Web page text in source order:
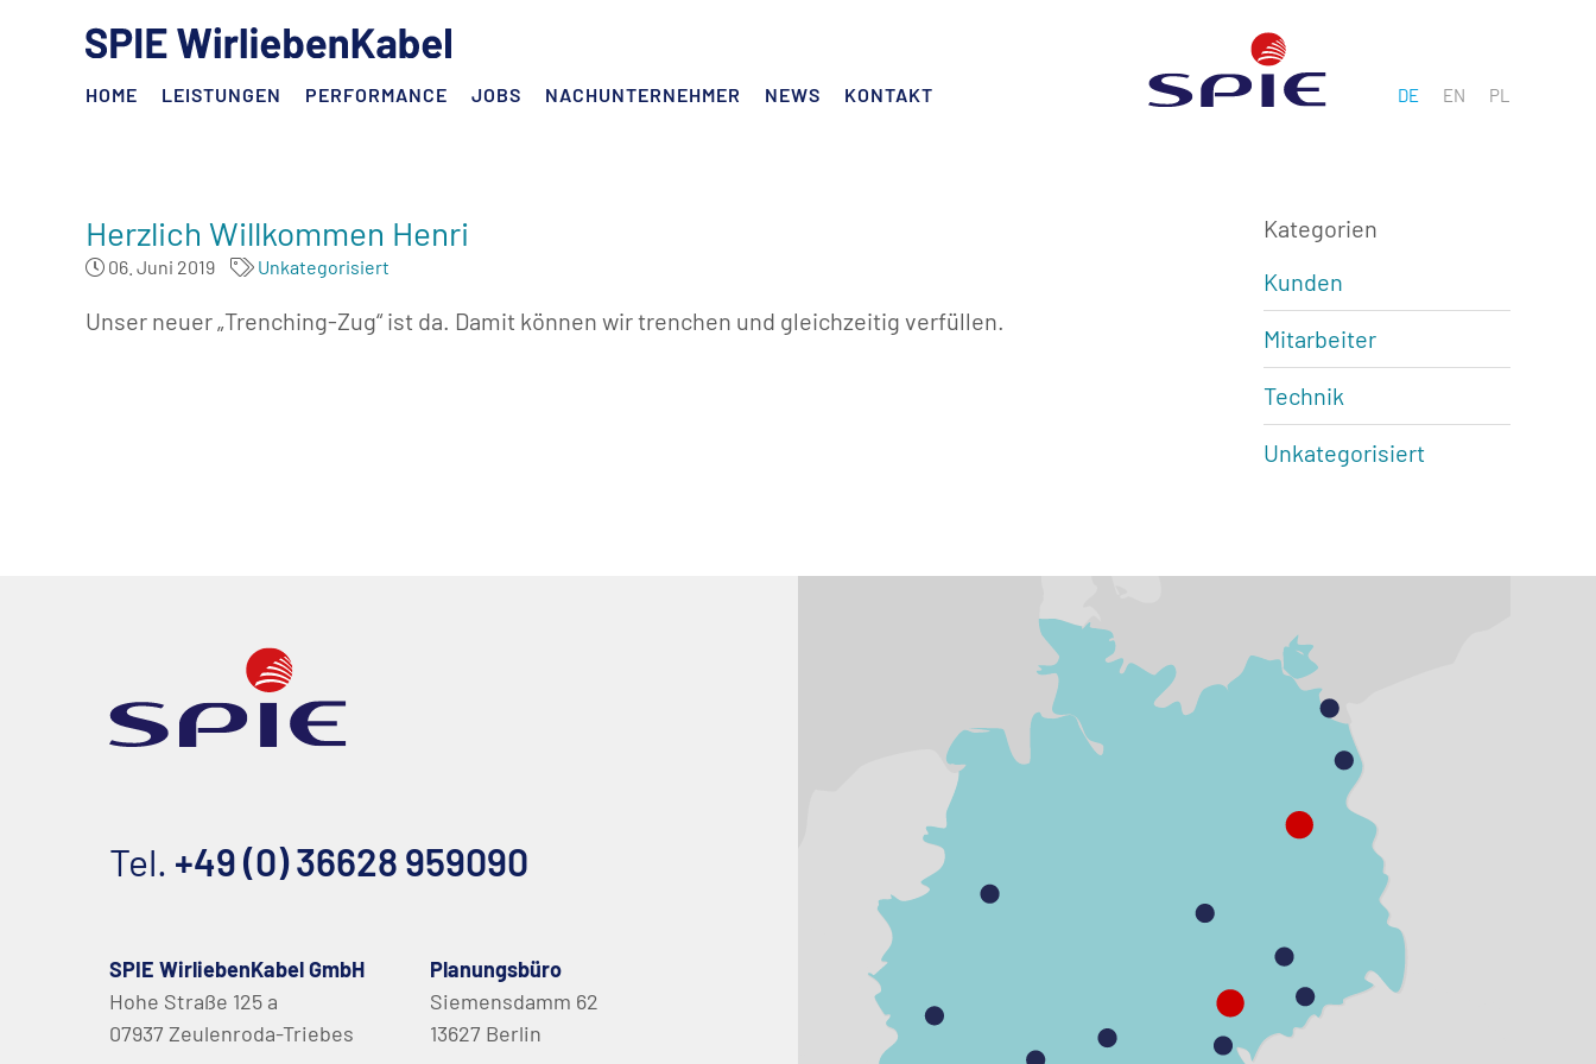
HOME LEISTUNGEN PERFORMANCE JOBS NACHUNTERNEHMER NEWS KONTAKT DE EN PL
Herzlich Willkommen Henri
06. Juni 2019 Unkategorisiert
Unser neuer „Trenching-Zug“ ist da. Damit können wir trenchen und gleichzeitig verfüllen.
Kategorien
Kunden
Mitarbeiter
Technik
Unkategorisiert
Tel. +49 (0) 36628 959090
SPIE WirliebenKabel GmbH
Hohe Straße 125 a
07937 Zeulenroda-Triebes
Planungsbüro
Siemensdamm 62
13627 Berlin